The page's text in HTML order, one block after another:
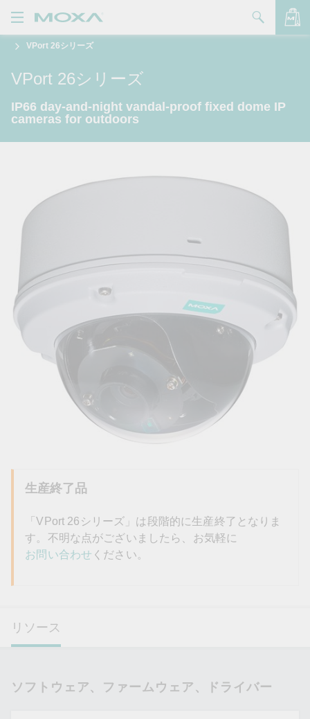
品
リューション
ポート
入方法
問い合わせ
Moxa
VPort 26シリーズ
VPort 26シリーズ
IP66 day-and-night vandal-proof fixed dome IP
cameras for outdoors
生産終了品
「VPort 26シリーズ」は段階的に生産終了となりま
す。不明な点がございましたら、お気軽に
お問い合わせ ください。
リソース
ソフトウェア、ファームウェア、ドライバー
バッグを見る